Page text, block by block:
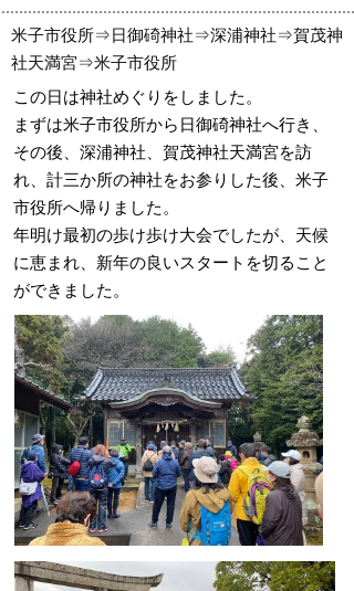
米子市役所⇒日御碕神社⇒深浦神社⇒賀茂神
社天満宮⇒米子市役所
この日は神社めぐりをしました。
まずは米子市役所から日御碕神社へ行き、
その後、深浦神社、賀茂神社天満宮を訪
れ、計三か所の神社をお参りした後、米子
市役所へ帰りました。
年明け最初の歩け歩け大会でしたが、天候
に恵まれ、新年の良いスタートを切ること
ができました。